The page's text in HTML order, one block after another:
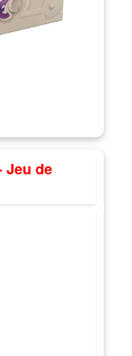
Jeu de